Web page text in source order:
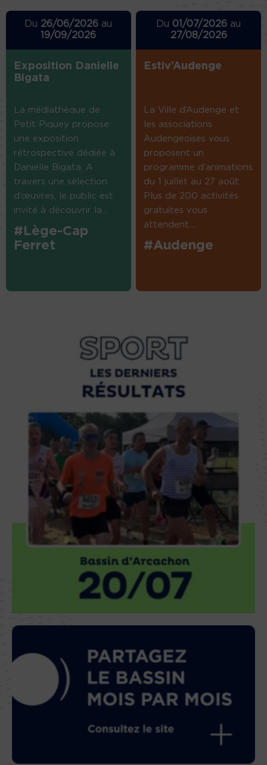
Du 26/06/2026 au
19/09/2026
Exposition Danielle
Bigata
La médiathèque de
Petit Piquey propose
une exposition
rétrospective dédiée à
Danielle Bigata. A
travers une sélection
d’œuvres, le public est
invité à découvrir la...
#Lège-Cap
Ferret
Du 01/07/2026 au
27/08/2026
Estiv’Audenge
La Ville d’Audenge et
les associations
Audengeoises vous
proposent un
programme d’animations
du 1 juillet au 27 août.
Plus de 200 activités
gratuites vous
attendent....
#Audenge